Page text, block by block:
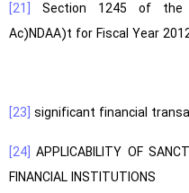
[21]
Section 1245 of the
Ac)NDAA)t for Fiscal Year
[23] significant financial
[24] APPLICABILITY OF
FINANCIAL INSTITUTIONS